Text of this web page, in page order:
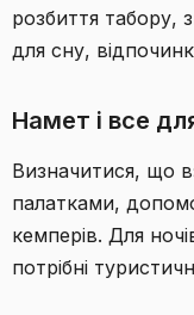
розбиття табору,
для сну,
Намет і все
Визначитися, що
палатками,
кемперів. Для
потрібні